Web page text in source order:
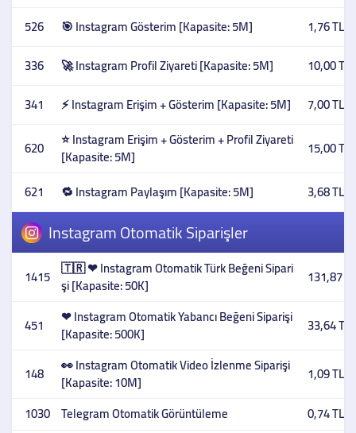
526
🎯 Instagram Gösterim [Kapasite: 5M]
1,76 TL
336
🚀 Instagram Profil Ziyareti [Kapasite: 5M]
10,00 TL
341
⚡ Instagram Erişim + Gösterim [Kapasite: 5M]
7,00 TL
620
⭐ Instagram Erişim + Gösterim + Profil Ziyareti
[Kapasite: 5M]
15,00 TL
621
🔁 Instagram Paylaşım [Kapasite: 5M] 3,68 TL
Instagram Otomatik Siparişler
1415 🇹🇷 ❤ Instagram Otomatik Türk Beğeni Sipari
şi [Kapasite: 50K] 131,87 TL
451 ❤ Instagram Otomatik Yabancı Beğeni Siparişi
[Kapasite: 500K] 33,64 TL
148 👀 Instagram Otomatik Video İzlenme Siparişi
[Kapasite: 10M]
1,09 TL
1030 Telegram Otomatik Görüntüleme
0,74 TL